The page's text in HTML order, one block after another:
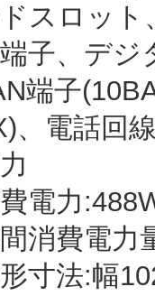
スロット
子、デジ
端子
、電話回
電力
消費電力
寸法:幅